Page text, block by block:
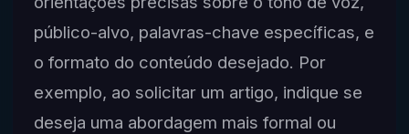
público-alvo, palavras-chave específicas, e
o formato do conteúdo desejado. Por
exemplo, ao solicitar um artigo, indique se
deseja uma abordagem mais formal ou